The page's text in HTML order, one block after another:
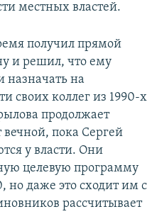
местных властей.
получил прямой
и решил, что ему
назначать на
своих коллег из 1990-х
продолжает
вечной, пока Сергей
у власти. Они
целевую программу
даже это сходит им с
рассчитывает